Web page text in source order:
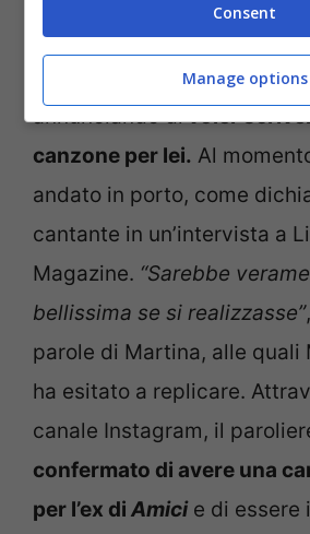
Il giurato non ha mai
ammirazione per l’allieva di
annunciando divoler
canzone per lei. Al
andato in porto, come
cantante in un’intervista a
Magazine. “Sarebbe
bellissima se si realizzasse”
parole di Martina, alle quali
ha esitato a replicare.
canale Instagram, il
confermato di avere una
per l’ex di Amicie di essere
Consent
Manage options